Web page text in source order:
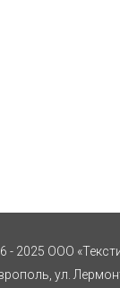
- 2025 ООО
ул.